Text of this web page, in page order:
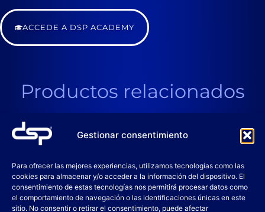
Gestionar consentimiento
Para ofrecer las mejores experiencias, utilizamos tecnologías como las
cookies para almacenar y/o acceder a la información del dispositivo. El
consentimiento de estas tecnologías nos permitirá procesar datos como
el comportamiento de navegación o las identificaciones únicas en este
sitio. No consentir o retirar el consentimiento, puede afectar
ACCEDE A DSP ACADEMY
Productos relacionados